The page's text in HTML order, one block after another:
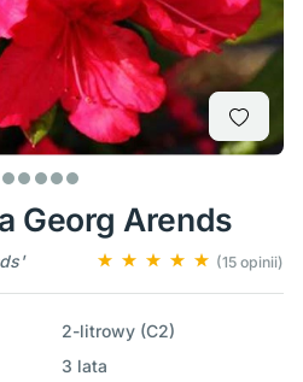
Georg Arends
(15 opinii)
2-litrowy (C2)
3 lata